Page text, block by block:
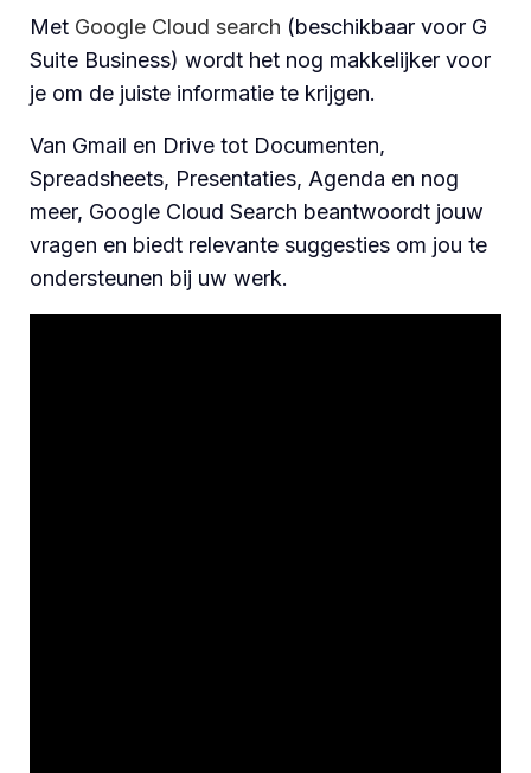
Met Google Cloud search (beschikbaar voor G
Suite Business) wordt het nog makkelijker voor
je om de juiste informatie te krijgen.
Van Gmail en Drive tot Documenten,
Spreadsheets, Presentaties, Agenda en nog
meer, Google Cloud Search beantwoordt jouw
vragen en biedt relevante suggesties om jou te
ondersteunen bij uw werk.